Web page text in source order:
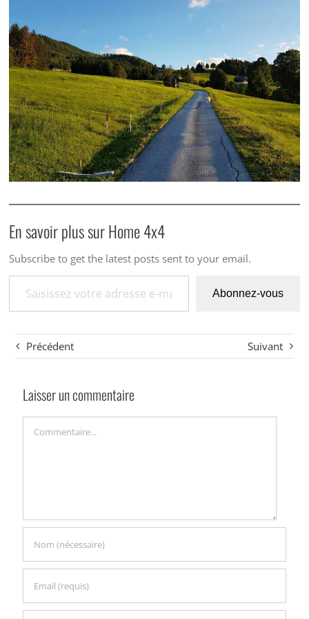
En savoir plus sur Home 4x4
Subscribe to get the latest posts sent to your email.
Saisissez votre adresse e-mail…
Abonnez-vous
Précédent Suivant
Laisser un commentaire
Commentaire